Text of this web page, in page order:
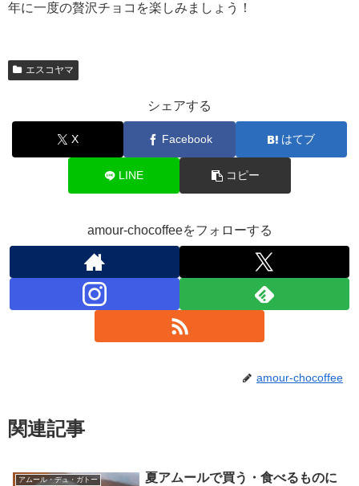
年に一度の贅沢チョコを楽しみましょう！
エスコヤマ
シェアする
X Facebook はてブ
LINE コピー
amour-chocoffeeをフォローする
amour-chocoffee
関連記事
アムール・デュ・ガトー
夏アムールで買う・食べるものに